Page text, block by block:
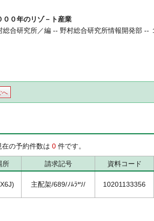
００年のリゾ－ト産業
総合研究所／編 -- 野村総合研究所情報開発部 --
へ
の予約件数は 0 件です。
所 請求記号 資料コード
主配架/689/ﾉﾑﾗ*ｿ/ 10201133356